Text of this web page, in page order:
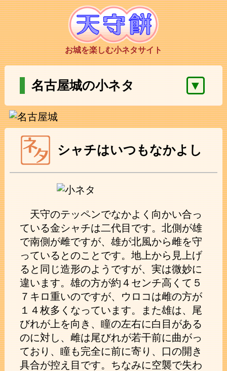
お城を楽しむ小ネタサイト
名古屋城の小ネタ ▼
シャチはいつもなかよし
天守のテッペンでなかよく向かい合っ
ている金シャチは二代目です。北側が雄
で南側が雌ですが、雄が北風から雌を守
っているとのことです。地上から見上げ
ると同じ造形のようですが、実は微妙に
違います。雄の方が約４センチ高くて５
７キロ重いのですが、ウロコは雌の方が
１４枚多くなっています。また雄は、尾
びれが上を向き、瞳の左右に白目がある
のに対し、雌は尾びれが若干前に曲がっ
ており、瞳も完全に前に寄り、口の開き
具合が控え目です。ちなみに空襲で失わ